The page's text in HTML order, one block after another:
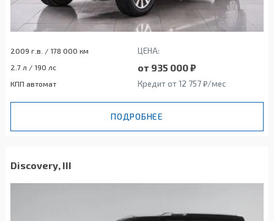
2009 г.в. / 178 000 км ЦЕНА:
2.7 л / 190 лс от 935 000 ₽
КПП автомат Кредит от 12 757 ₽/мес
ПОДРОБНЕЕ
Discovery, III